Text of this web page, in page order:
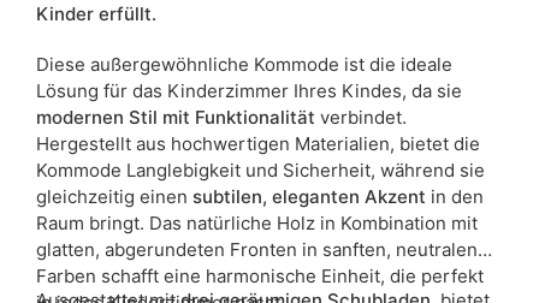
Kinder erfüllt.
Diese außergewöhnliche Kommode ist die ideale
Lösung für das Kinderzimmer Ihres Kindes, da sie
modernen Stil mit Funktionalität verbindet.
Hergestellt aus hochwertigen Materialien, bietet die
Kommode Langlebigkeit und Sicherheit, während sie
gleichzeitig einen subtilen, eleganten Akzent in den
Raum bringt. Das natürliche Holz in Kombination mit
glatten, abgerundeten Fronten in sanften, neutralen
Farben schafft eine harmonische Einheit, die perfekt